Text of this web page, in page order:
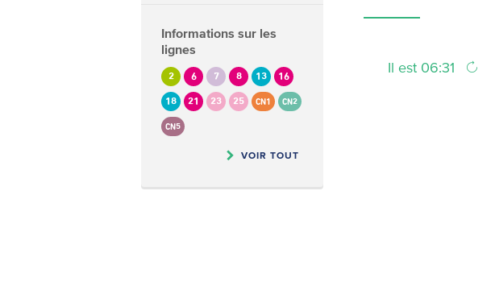
Informations sur les
lignes
2 6 7 8 13 16
18 21 23 25 CN1 CN2
CN5
VOIR TOUT
Il est 06:31